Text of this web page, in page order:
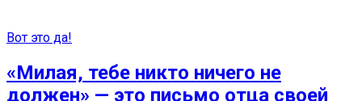
Вот это да!
«Милая, тебе никто ничего не
должен» — это письмо отца своей